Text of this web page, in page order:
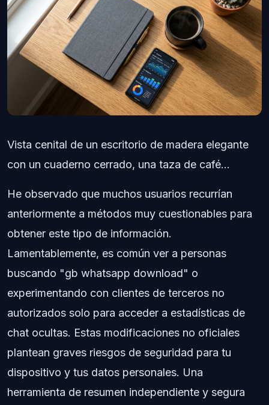
Vista cenital de un escritorio de madera elegante
con un cuaderno cerrado, una taza de café...
He observado que muchos usuarios recurrían
anteriormente a métodos muy cuestionables para
obtener este tipo de información.
Lamentablemente, es común ver a personas
buscando "gb whatsapp download" o
experimentando con clientes de terceros no
autorizados solo para acceder a estadísticas de
chat ocultas. Estas modificaciones no oficiales
plantean graves riesgos de seguridad para tu
dispositivo y tus datos personales. Una
herramienta de resumen independiente y segura